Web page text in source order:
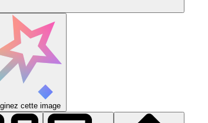
cette image